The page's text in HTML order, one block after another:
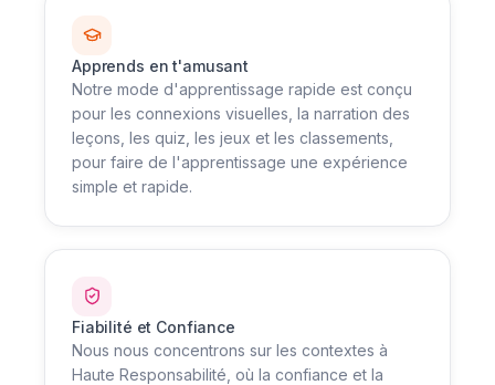
Apprends en t'amusant
Notre mode d'apprentissage rapide est conçu
pour les connexions visuelles, la narration des
leçons, les quiz, les jeux et les classements,
pour faire de l'apprentissage une expérience
simple et rapide.
Fiabilité et Confiance
Nous nous concentrons sur les contextes à
Haute Responsabilité, où la confiance et la